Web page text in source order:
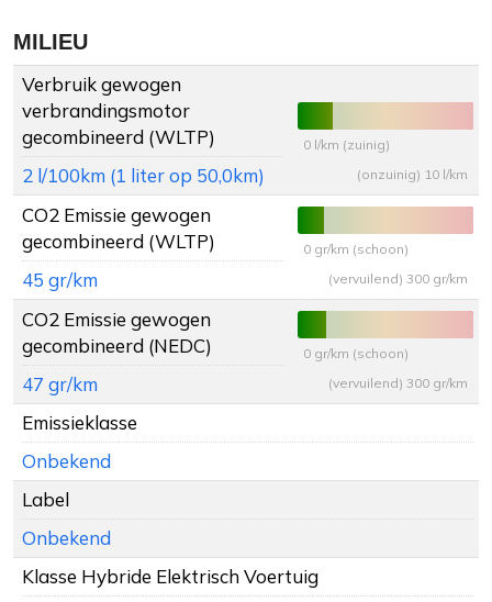
MILIEU
Verbruik gewogen
verbrandingsmotor
gecombineerd (WLTP)
2 l/100km (1 liter op 50,0km)
0 l/km (zuinig)
(onzuinig) 10 l/km
CO2 Emissie gewogen
gecombineerd (WLTP)
45 gr/km
0 gr/km (schoon)
(vervuilend) 300 gr/km
CO2 Emissie gewogen
gecombineerd (NEDC)
47 gr/km
0 gr/km (schoon)
(vervuilend) 300 gr/km
Emissieklasse
Onbekend
Label
Onbekend
Klasse Hybride Elektrisch Voertuig